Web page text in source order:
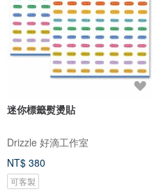
迷你標籤熨燙貼
Drizzle 好滴工作室
NT$ 380
可客製